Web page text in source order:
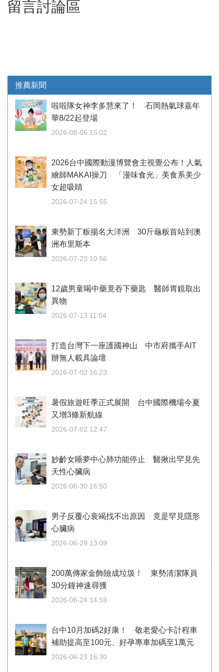
留言討論區
推薦新聞
啦啦隊女神李多慧來了！ 石岡熱氣球嘉年
華8/22起登場
2026-08-06 15:02
2026台中國際動漫博覽會主視覺公布！人氣
繪師MAKAI操刀 「漫味食光」美食系美少
女超吸睛
2026-07-24 15:55
東勢新丁粄揚名大洋洲 30斤龜粄首站到澳
洲布里斯本
2026-07-23 10:56
12歲男童喝中藥竟吞下藥匙 醫師胃鏡取出
異物
2026-07-13 11:04
打造台灣下一座護國神山 中市府攜手AIT
辦無人載具論壇
2026-07-02 16:23
暑假旅遊旺季正式展開 台中國際機場今夏
又增3條新航線
2026-07-02 12:47
妙齡女睡夢中心肺功能停止 醫揪出罕見先
天性心臟病
2026-06-30 16:50
男子反覆心衰竭找不出原因 竟是罕見隱形
心臟病
2026-06-29 13:09
200萬傳家金飾險成垃圾！ 東勢清潔隊員
30分鐘神速尋獲
2026-06-24 14:59
台中10月加碼2好康！ 敬老愛心卡計程車
補助提高至100元、好孕專車加碼至1萬元
2026-06-23 16:30